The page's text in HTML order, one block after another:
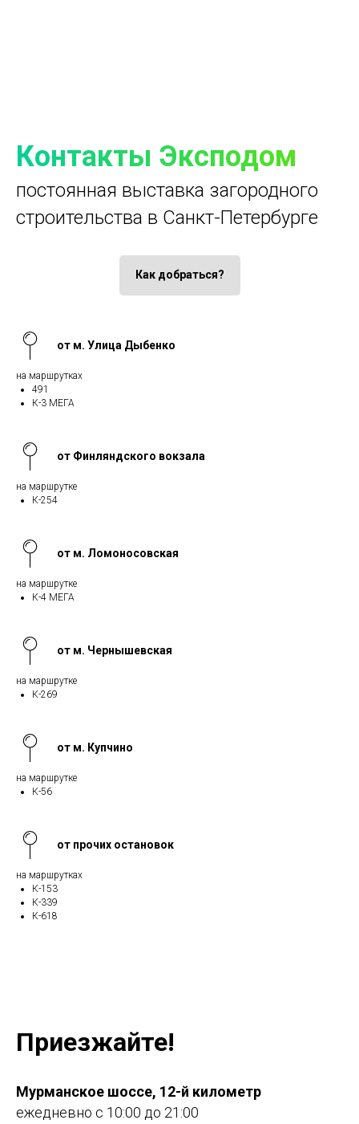
Контакты Эксподом
постоянная выставка загородного
строительства в Санкт-Петербурге
Как добраться?
от м. Улица Дыбенко
на маршрутках
491
К-3 МЕГА
от Финляндского вокзала
на маршрутке
К-254
от м. Ломоносовская
на маршрутке
К-4 МЕГА
от м. Чернышевская
на маршрутке
К-269
от м. Купчино
на маршрутке
К-56
от прочих остановок
на маршрутках
К-153
К-339
К-618
Приезжайте!
Мурманское шоссе, 12-й километр
ежедневно с 10:00 до 21:00